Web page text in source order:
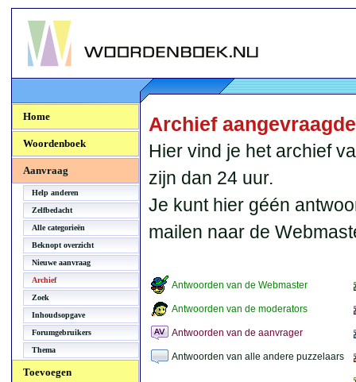
Woordenboek.NU
Home
Woordenboek
Aanvraag
Help anderen
Zelfbedacht
Alle categorieën
Beknopt overzicht
Nieuwe aanvraag
Archief
Zoek
Inhoudsopgave
Forumgebruikers
Thema
Toevoegen
Archief
Hier vind je het archief
zijn dan 24 uur.
Je kunt hier géén
mailen naar de
Antwoorden van de Webmaster
Antwoorden van de moderators
Antwoorden van de aanvrager
Antwoorden van alle andere puzzelaars